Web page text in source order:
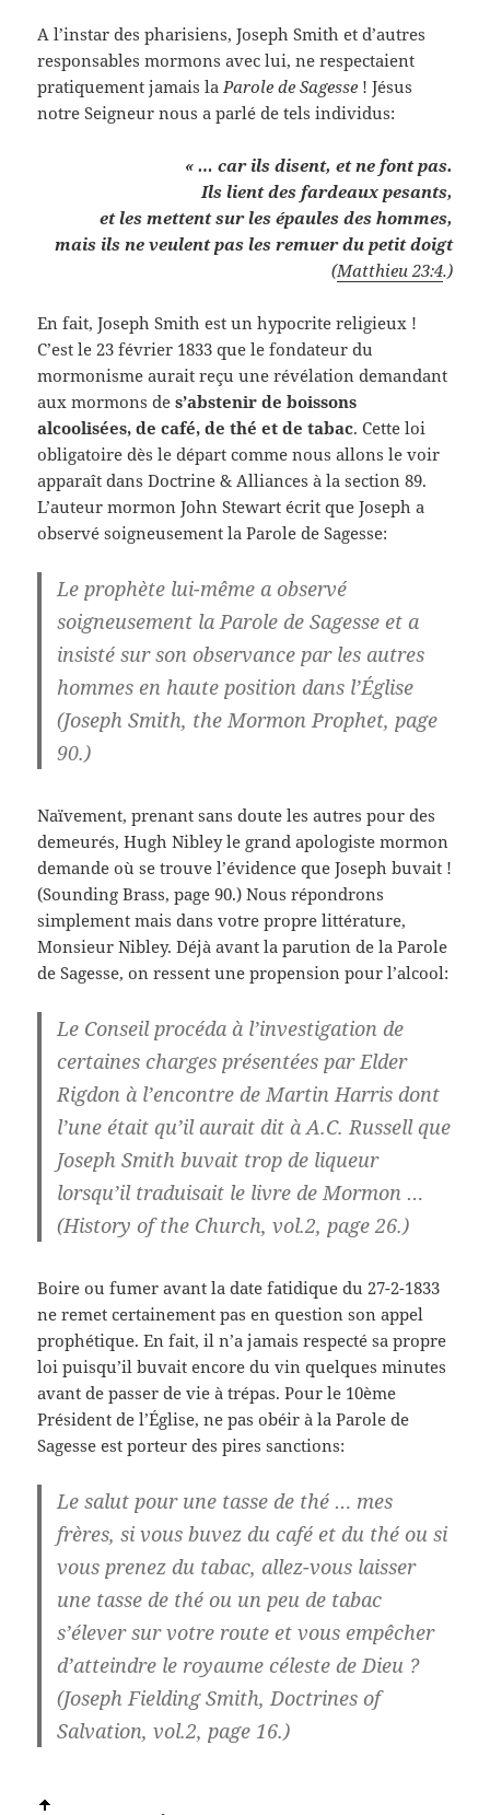
A l’instar des pharisiens, Joseph Smith et d’autres
responsables mormons avec lui, ne respectaient
pratiquement jamais laParole de Sagesse ! Jésus
notre Seigneur nous a parlé de tels individus:
« … car ils disent, et ne font pas.
Ils lient des fardeaux pesants,
et les mettent sur les épaules des hommes,
mais ils ne veulent pas les remuer du petit doigt
(Matthieu 23:4.)
En fait, Joseph Smith est un hypocrite religieux !
C’est le 23 février 1833 que le fondateur du
mormonisme aurait reçu une révélation demandant
aux mormons des’abstenir de boissons
alcoolisées, de café, de thé et de tabac. Cette loi
obligatoire dès le départ comme nous allons le voir
apparaît dans Doctrine & Alliances à la section 89.
L’auteur mormon John Stewart écrit que Joseph a
observé soigneusement la Parole de Sagesse:
Le prophète lui-même a observé
soigneusement la Parole de Sagesse et a
insisté sur son observance par les autres
hommes en haute position dans l’Église
(Joseph Smith, the Mormon Prophet, page
90.)
Naïvement, prenant sans doute les autres pour des
demeurés, Hugh Nibley le grand apologiste mormon
demande où se trouve l’évidence que Joseph buvait !
(Sounding Brass, page 90.) Nous répondrons
simplement mais dans votre propre littérature,
Monsieur Nibley. Déjà avant la parution de la Parole
de Sagesse, on ressent une propension pour l’alcool:
Le Conseil procéda à l’investigation de
certaines charges présentées par Elder
Rigdon à l’encontre de Martin Harris dont
l’une était qu’il aurait dit à A.C. Russell que
Joseph Smith buvait trop de liqueur
lorsqu’il traduisait le livre de Mormon …
(History of the Church, vol.2, page 26.)
Boire ou fumer avant la date fatidique du 27-2-1833
ne remet certainement pas en question son appel
prophétique. En fait, il n’a jamais respecté sa propre
loi puisqu’il buvait encore du vin quelques minutes
avant de passer de vie à trépas. Pour le 10ème
Président de l’Église, ne pas obéir à la Parole de
Sagesse est porteur des pires sanctions:
Le salut pour une tasse de thé … mes
frères, si vous buvez du café et du thé ou si
vous prenez du tabac, allez-vous laisser
une tasse de thé ou un peu de tabac
s’élever sur votre route et vous empêcher
d’atteindre le royaume céleste de Dieu ?
(Joseph Fielding Smith, Doctrines of
Salvation, vol.2, page 16.)